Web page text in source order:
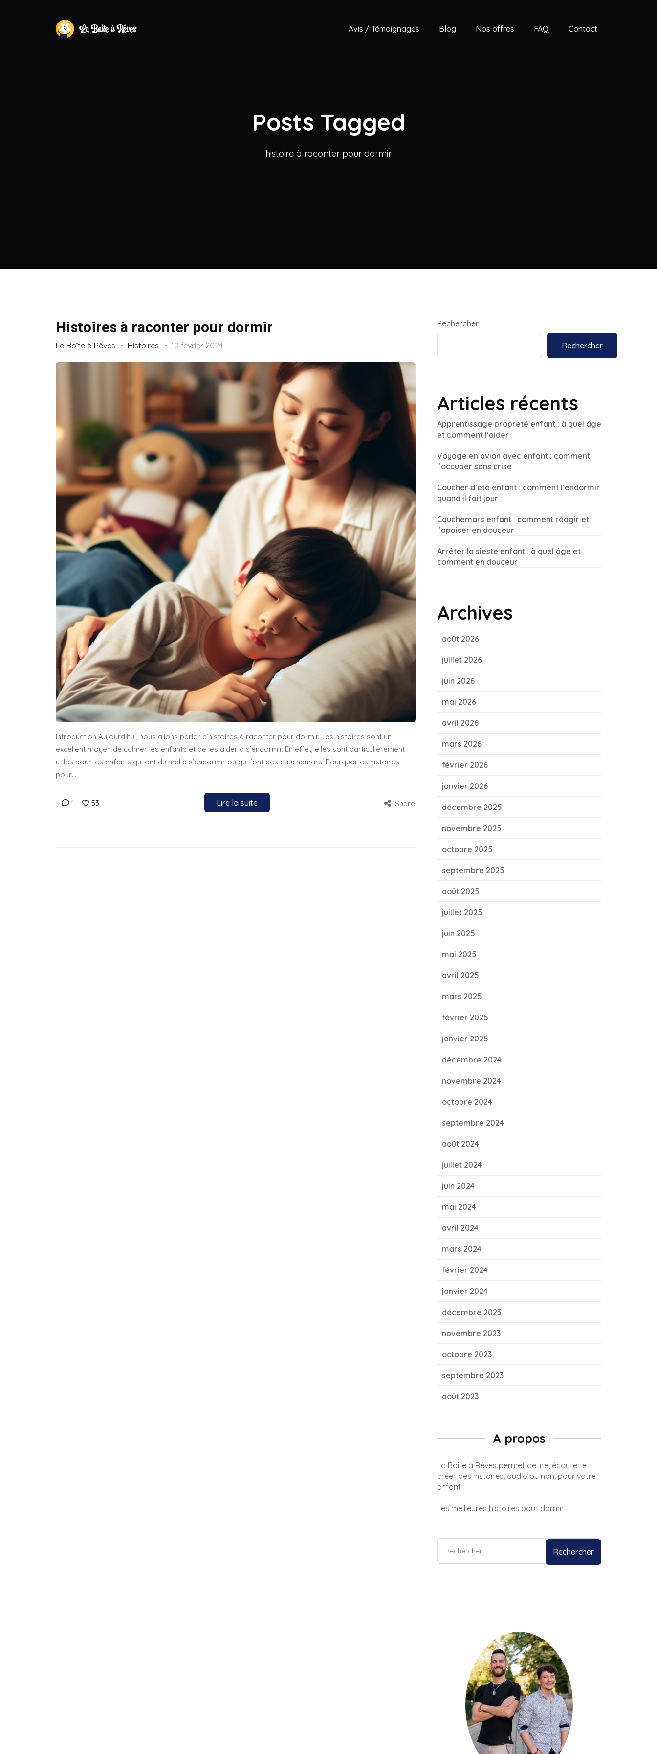
Avis / Témoignages Blog Nos offres FAQ Contact
Posts Tagged
histoire à raconter pour dormir
Histoires à raconter pour dormir
La Boîte à Rêves Histoires 10 février 2024
Introduction Aujourd’hui, nous allons parler d’histoires à raconter pour dormir. Les histoires sont un
excellent moyen de calmer les enfants et de les aider à s’endormir. En effet, elles sont particulièrement
utiles pour les enfants qui ont du mal à s’endormir ou qui font des cauchemars. Pourquoi les histoires
pour…
1 53 Lire la suite Share
Rechercher
Rechercher
Articles récents
Apprentissage propreté enfant : à quel âge
et comment l’aider
Voyage en avion avec enfant : comment
l’occuper sans crise
Coucher d’été enfant : comment l’endormir
quand il fait jour
Cauchemars enfant : comment réagir et
l’apaiser en douceur
Arrêter la sieste enfant : à quel âge et
comment en douceur
Archives
août 2026
juillet 2026
juin 2026
mai 2026
avril 2026
mars 2026
février 2026
janvier 2026
décembre 2025
novembre 2025
octobre 2025
septembre 2025
août 2025
juillet 2025
juin 2025
mai 2025
avril 2025
mars 2025
février 2025
janvier 2025
décembre 2024
novembre 2024
octobre 2024
septembre 2024
août 2024
juillet 2024
juin 2024
mai 2024
avril 2024
mars 2024
février 2024
janvier 2024
décembre 2023
novembre 2023
octobre 2023
septembre 2023
août 2023
A propos
La Boîte à Rêves permet de lire, écouter et
créer des histoires, audio ou non, pour votre
enfant
Les meilleures histoires pour dormir